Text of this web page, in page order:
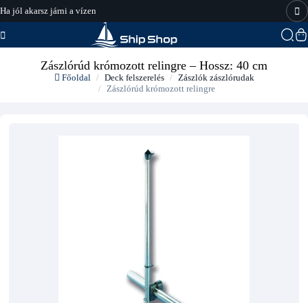
Ha jól akarsz járni a vízen
hajo-felszereles.hu
Zászlórúd krómozott relingre – Hossz: 40 cm
Főoldal Deck felszerelés
Zászlók zászlórudak
Zászlórúd krómozott relingre